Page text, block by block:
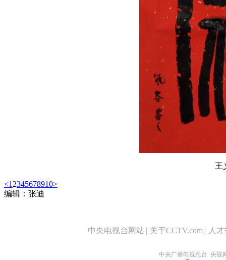
王
<1 2345678910>
编辑：张迪
中央电视台网站 | 关于CCTV.com | 人
中央广播电视总台 央视